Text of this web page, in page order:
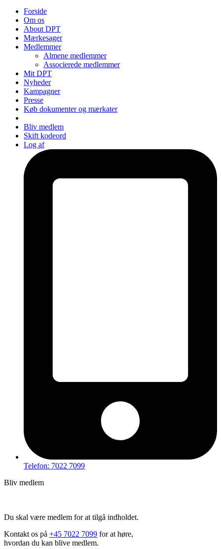
Forside
Om os
About DPT
Mærkesager
Medlemmer
Almene medlemmer
Associerede medlemmer
Mit DPT
Nyheder
Kampagner
Presse
Køb dokumenter og mærkater
Bliv medlem
Skift kodeord
Log af
Telefon: 7022 7099
Bliv medlem
Du skal være medlem for at tilgå indholdet.
Kontakt os på +45 7022 7099 for at høre,
hvordan du kan blive medlem.